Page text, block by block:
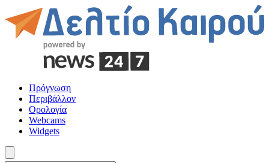
Πρόγνωση
Περιβάλλον
Ορολογία
Webcams
Widgets